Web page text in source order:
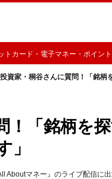
トカード・電子マネー・ポイント
投資家・桐谷さんに質問！「銘柄
！「銘柄を
」
Aboutマネー』のライブ配信に